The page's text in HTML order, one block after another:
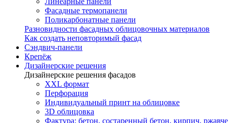
Фасадные термопанели
Поликарбонатные панели
Разновидности фасадных облицовочных материалов
Как создать неповторимый фасад
Сэндвич-панели
Крепёж
Дизайнерские решения
Дизайнерские решения фасадов
XXL формат
Перфорация
Индивидуальный принт на облицовке
3D облицовка
Фактура: бетон, состаренный бетон, кирпич,